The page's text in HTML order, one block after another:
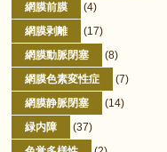
網膜前膜
(4)
網膜剥離
(17)
網膜動脈閉塞
(8)
網膜色素変性症
(7)
網膜静脈閉塞
(14)
緑内障
(37)